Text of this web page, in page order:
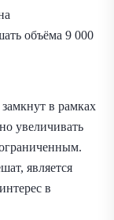
объёма 9 000
в рамках
увеличивать
является
в